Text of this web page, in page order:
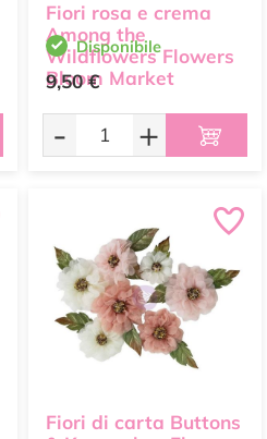
Fiori rosa e crema
Among the
Wildflowers Flowers
Bloom Market
Disponibile
9,50 €
- +
Fiori di carta Buttons